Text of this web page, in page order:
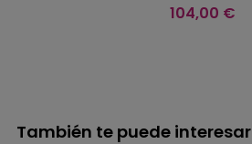
Precio
104,00 €
También te puede interesar